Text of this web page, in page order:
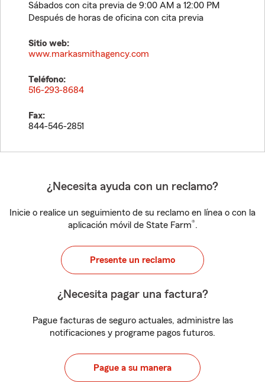
Sábados con cita previa de 9:00 AM a 12:00 PM
Después de horas de oficina con cita previa
Sitio web:
www.markasmithagency.com
Teléfono:
516-293-8684
Fax:
844-546-2851
¿Necesita ayuda con un reclamo?
Inicie o realice un seguimiento de su reclamo en línea o con la
aplicación móvil de State Farm®.
Presente un reclamo
¿Necesita pagar una factura?
Pague facturas de seguro actuales, administre las
notificaciones y programe pagos futuros.
Pague a su manera